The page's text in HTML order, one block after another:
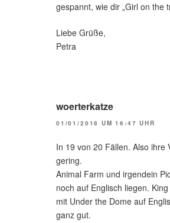
gespannt, wie dir „Girl on the
Liebe Grüße,
Petra
woerterkatze
01/01/2018 UM 16:47 UHR
In 19 von 20 Fällen. Also ihre
gering.
Animal Farm und irgendein
noch auf Englisch liegen.
mit Under the Dome auf
ganz gut.